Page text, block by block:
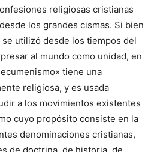
religiosas cristianas
los grandes cismas. Si bien
se utilizó desde los tiempos del
al mundo como unidad, en
tiene una
religiosa, y es usada
a los movimientos existentes
cuyo propósito consiste en la
denominaciones cristianas,
de doctrina, de historia, de